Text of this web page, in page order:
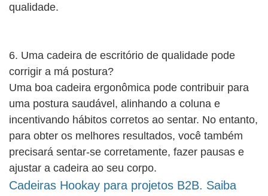
qualidade.
6. Uma cadeira de escritório de qualidade pode
corrigir a má postura?
Uma boa cadeira ergonômica pode contribuir para
uma postura saudável, alinhando a coluna e
incentivando hábitos corretos ao sentar. No entanto,
para obter os melhores resultados, você também
precisará sentar-se corretamente, fazer pausas e
ajustar a cadeira ao seu corpo.
Cadeiras Hookay para projetos B2B. Saiba